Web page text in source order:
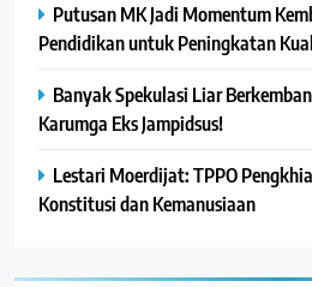
Putusan MK Jadi Momentum
Pendidikan untuk Peningkatan
Banyak Spekulasi Liar
Karumga Eks Jampidsus!
Lestari Moerdijat: TPPO
Konstitusi dan Kemanusiaan